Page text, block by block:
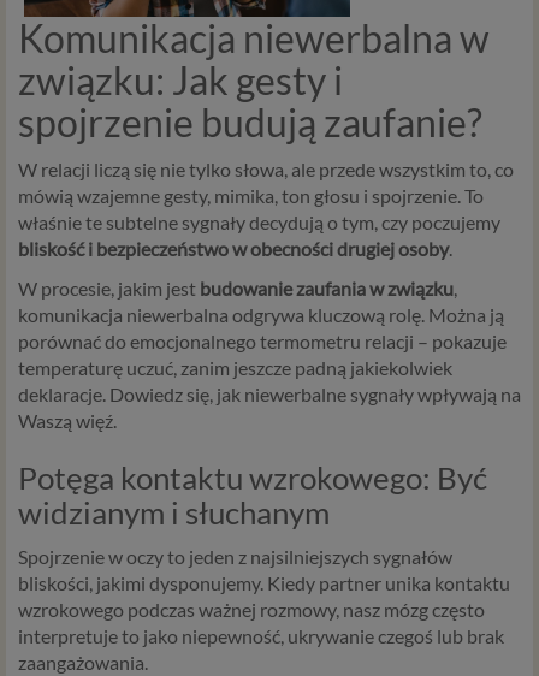
Komunikacja niewerbalna w
związku: Jak gesty i
spojrzenie budują zaufanie?
W relacji liczą się nie tylko słowa, ale przede wszystkim to, co
mówią wzajemne gesty, mimika, ton głosu i spojrzenie. To
właśnie te subtelne sygnały decydują o tym, czy poczujemy
bliskość i bezpieczeństwo w obecności drugiej osoby.
W procesie, jakim jest budowanie zaufania w związku,
komunikacja niewerbalna odgrywa kluczową rolę. Można ją
porównać do emocjonalnego termometru relacji – pokazuje
temperaturę uczuć, zanim jeszcze padną jakiekolwiek
deklaracje. Dowiedz się, jak niewerbalne sygnały wpływają na
Waszą więź.
Potęga kontaktu wzrokowego: Być
widzianym i słuchanym
Spojrzenie w oczy to jeden z najsilniejszych sygnałów
bliskości, jakimi dysponujemy. Kiedy partner unika kontaktu
wzrokowego podczas ważnej rozmowy, nasz mózg często
interpretuje to jako niepewność, ukrywanie czegoś lub brak
zaangażowania.